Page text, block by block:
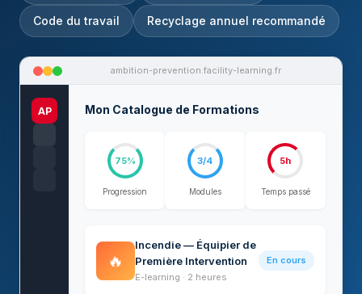
Code du travail Recyclage annuel recommandé
ambition-prevention.facility-learning.fr
AP Mon Catalogue de Formations
75%
Progression
3/4
Modules
5h
Temps passé
🔥
Incendie — Équipier de
Première Intervention
E-learning · 2 heures
En cours